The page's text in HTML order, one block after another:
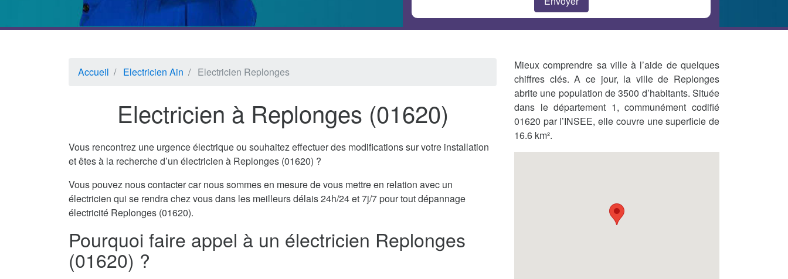
Accueil Electricien Ain Electricien Replonges
Electricien à Replonges (01620)
Vous rencontrez une urgence électrique ou souhaitez effectuer des modifications sur votre installation
et êtes à la recherche d’un électricien à Replonges (01620) ?
Vous pouvez nous contacter car nous sommes en mesure de vous mettre en relation avec un
électricien qui se rendra chez vous dans les meilleurs délais 24h/24 et 7j/7 pour tout dépannage
électricité Replonges (01620).
Pourquoi faire appel à un électricien Replonges
(01620) ?
Mieux comprendre sa ville à l’aide de quelques
chiffres clés. A ce jour, la ville de Replonges
abrite une population de 3500 d’habitants. Située
dans le département 1, communément codifié
01620 par l’INSEE, elle couvre une superficie de
16.6 km².